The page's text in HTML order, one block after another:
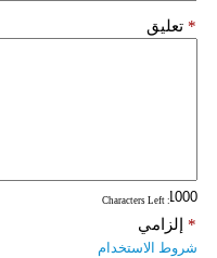
تعليق *
: Characters Left
إلزامي *
شروط الاستخدام